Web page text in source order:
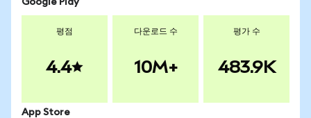
Google Play
평점
4.4
다운로드 수
10M+
평가 수
483.9K
App Store